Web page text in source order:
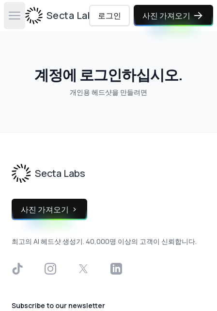
Open main menuSecta Labs로그인 사진 가져오기
계정에 로그인하십시오.
개인용 헤드샷을 만들려면
Secta Labs
사진 가져오기
최고의 AI 헤드샷 생성기. 40,000명 이상의 고객이 신뢰합니다.
TikTok InstagramX LinkedIn
Subscribe to our newsletter